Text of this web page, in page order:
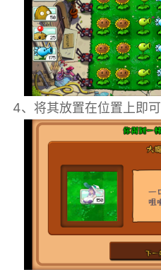
4、将其放置在位置上即可